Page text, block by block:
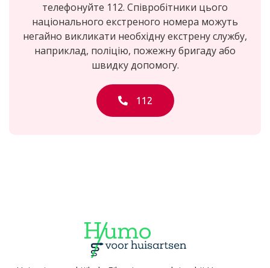
телефонуйте 112. Співробітники цього
національного екстреного номера можуть
негайно викликати необхідну екстрену службу,
наприклад, поліцію, пожежну бригаду або
швидку допомогу.
112